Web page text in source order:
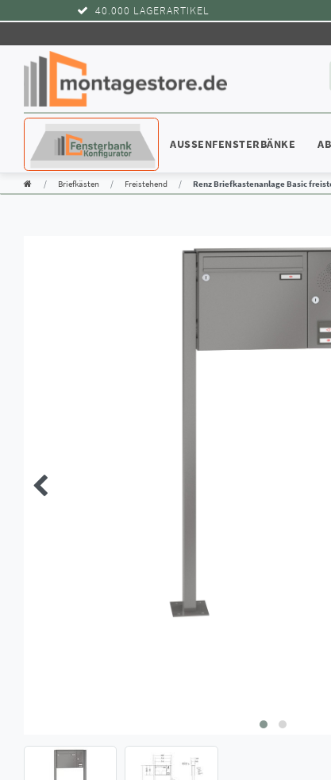
40.000 LAGERARTIKEL
KONFIGURATOR
AUSSENFENSTERBÄNKE
Briefkästen Freistehend Renz Briefkastenanlage Basic